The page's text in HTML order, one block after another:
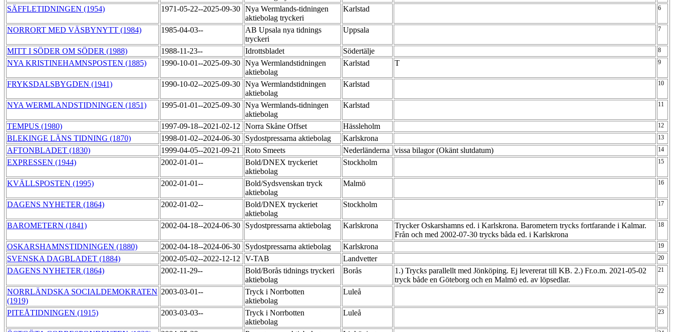
SÄFFLETIDNINGEN (1954) 1971-05-22--2025-09-30 Nya Wermlands-tidningen
aktiebolag tryckeri
Karlstad 6
NORRORT MED VÄSBYNYTT (1984) 1985-04-03--
AB Upsala nya tidnings
tryckeri
Uppsala 7
MITT I SÖDER OM SÖDER (1988) 1988-11-23-- Idrottsbladet Södertälje 8
NYA KRISTINEHAMNSPOSTEN (1885) 1990-10-01--2025-09-30 Nya Wermlandstidningen
aktiebolag
Karlstad T 9
FRYKSDALSBYGDEN (1941) 1990-10-02--2025-09-30 Nya Wermlandstidningen
aktiebolag
Karlstad 10
NYA WERMLANDSTIDNINGEN (1851) 1995-01-01--2025-09-30 Nya Wermlands-tidningen
aktiebolag
Karlstad 11
TEMPUS (1980) 1997-09-18--2021-02-12 Norra Skåne Offset Hässleholm 12
BLEKINGE LÄNS TIDNING (1870) 1998-01-02--2024-06-30 Sydostpressarna aktiebolag Karlskrona 13
AFTONBLADET (1830) 1999-04-05--2021-09-21 Roto Smeets Nederländerna vissa bilagor (Okänt slutdatum) 14
EXPRESSEN (1944) 2002-01-01--
Bold/DNEX tryckeriet
aktiebolag
Stockholm 15
KVÄLLSPOSTEN (1995) 2002-01-01--
Bold/Sydsvenskan tryck
aktiebolag
Malmö 16
DAGENS NYHETER (1864) 2002-01-02--
Bold/DNEX tryckeriet
aktiebolag
Stockholm 17
BAROMETERN (1841) 2002-04-18--2024-06-30 Sydostpressarna aktiebolag Karlskrona
Trycker Oskarshamns ed. i Karlskrona. Barometern trycks fortfarande i Kalmar.
Från och med 2002-07-30 trycks båda ed. i Karlskrona
18
OSKARSHAMNSTIDNINGEN (1880) 2002-04-18--2024-06-30 Sydostpressarna aktiebolag Karlskrona 19
SVENSKA DAGBLADET (1884) 2002-05-02--2022-12-12 V-TAB Landvetter 20
DAGENS NYHETER (1864) 2002-11-29--
Bold/Borås tidnings tryckeri
aktiebolag
Borås
1.) Trycks parallellt med Jönköping. Ej levererat till KB. 2.) Fr.o.m. 2021-05-02
tryck både en Göteborg och en Malmö ed. av löpsedlar.
21
NORRLÄNDSKA SOCIALDEMOKRATEN
(1919)
2003-03-01--
Tryck i Norrbotten
aktiebolag
Luleå 22
PITEÅTIDNINGEN (1915) 2003-03-03--
Tryck i Norrbotten
aktiebolag
Luleå 23